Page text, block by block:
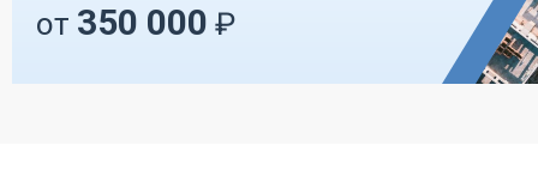
от 350 000 ₽